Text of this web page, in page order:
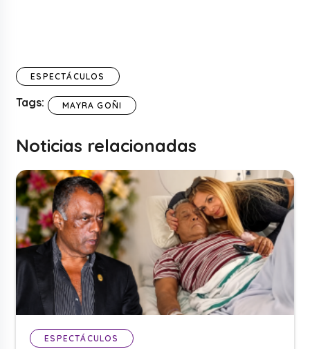
ESPECTÁCULOS
Tags: MAYRA GOÑI
Noticias relacionadas
ESPECTÁCULOS